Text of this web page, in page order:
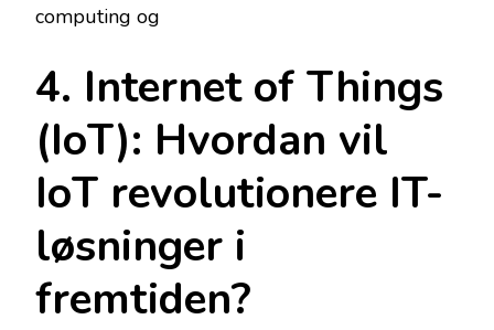
computing og
4. Internet of Things
(IoT): Hvordan vil
IoT revolutionere IT-
løsninger i
fremtiden?